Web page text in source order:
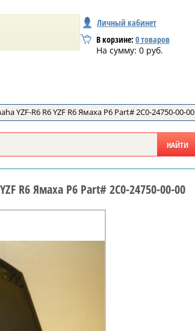
Личный кабинет
В корзине: 0товаров
На сумму: 0 руб.
YZF-R6 R6 YZF R6 Ямаха Р6 Part# 2C0-24750-00-00
R6 Ямаха Р6 Part# 2C0-24750-00-00